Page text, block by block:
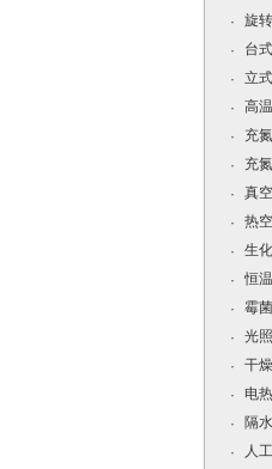
·
旋
·
台
·
立
·
高
·
充
·
充
·
真
·
热
·
生
·
恒
·
霉
·
光
·
干
·
电
·
隔
·
人